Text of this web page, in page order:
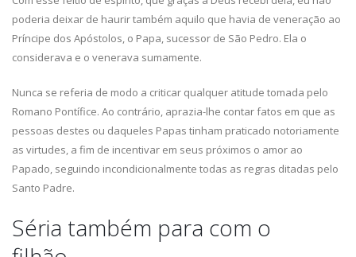
poderia deixar de haurir também aquilo que havia de veneração ao
Príncipe dos Apóstolos, o Papa, sucessor de São Pedro. Ela o
considerava e o venerava sumamente.
Nunca se referia de modo a criticar qualquer atitude tomada pelo
Romano Pontífice. Ao contrário, aprazia-lhe contar fatos em que as
pessoas destes ou daqueles Papas tinham praticado notoriamente
as virtudes, a fim de incentivar em seus próximos o amor ao
Papado, seguindo incondicionalmente todas as regras ditadas pelo
Santo Padre.
Séria também para com o